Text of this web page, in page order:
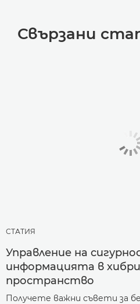
Свързани
СТАТИЯ
Управление на
информацията в
пространство
Получете важни съвети за